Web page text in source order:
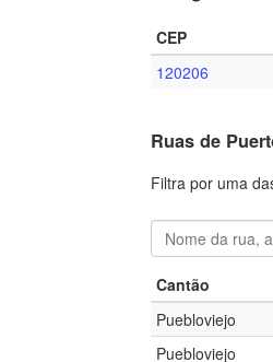
CEP
120206
Ruas de
Filtra por uma
Cantão
Puebloviejo
Puebloviejo